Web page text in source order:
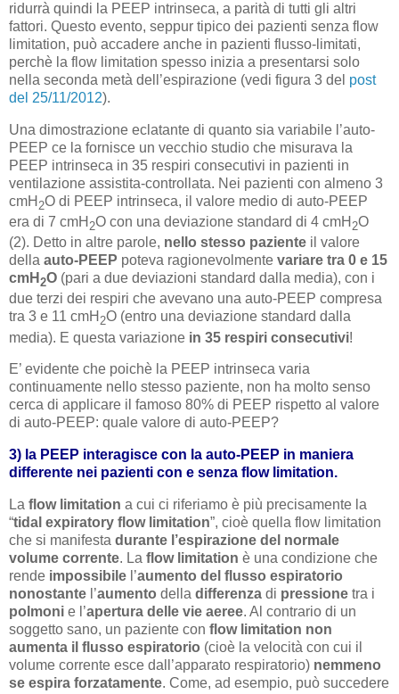
ridurrà quindi la PEEP intrinseca, a parità di tutti gli altri
fattori. Questo evento, seppur tipico dei pazienti senza flow
limitation, può accadere anche in pazienti flusso-limitati,
perchè la flow limitation spesso inizia a presentarsi solo
nella seconda metà dell’espirazione (vedi figura 3 del post
del 25/11/2012).
Una dimostrazione eclatante di quanto sia variabile l’auto-
PEEP ce la fornisce un vecchio studio che misurava la
PEEP intrinseca in 35 respiri consecutivi in pazienti in
ventilazione assistita-controllata. Nei pazienti con almeno 3
cmH 2O di PEEP intrinseca, il valore medio di auto-PEEP
era di 7 cmH 2O con una deviazione standard di 4 cmH 2O
(2). Detto in altre parole, nello stesso paziente il valore
della auto-PEEP poteva ragionevolmente variare tra 0 e 15
cmH 2O (pari a due deviazioni standard dalla media), con i
due terzi dei respiri che avevano una auto-PEEP compresa
tra 3 e 11 cmH 2O (entro una deviazione standard dalla
media). E questa variazione in 35 respiri consecutivi!
E’ evidente che poichè la PEEP intrinseca varia
continuamente nello stesso paziente, non ha molto senso
cerca di applicare il famoso 80% di PEEP rispetto al valore
di auto-PEEP: quale valore di auto-PEEP?
3) la PEEP interagisce con la auto-PEEP in maniera
differente nei pazienti con e senza flow limitation.
La flow limitation a cui ci riferiamo è più precisamente la
“tidal expiratory flow limitation”, cioè quella flow limitation
che si manifesta durante l’espirazione del normale
volume corrente. La flow limitation è una condizione che
rende impossibile l’aumento del flusso espiratorio
nonostante l’aumento della differenza di pressione tra i
polmoni e l’apertura delle vie aeree. Al contrario di un
soggetto sano, un paziente con flow limitation non
aumenta il flusso espiratorio (cioè la velocità con cui il
volume corrente esce dall’apparato respiratorio) nemmeno
se espira forzatamente. Come, ad esempio, può succedere